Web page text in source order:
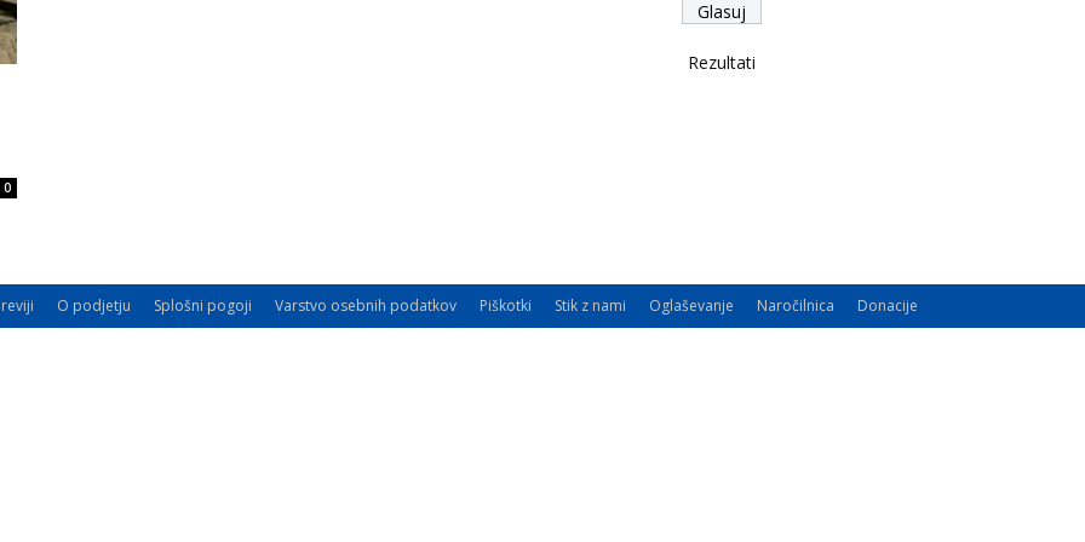
0
Rezultati
O podjetju Splošni pogoji Varstvo osebnih podatkov Piškotki Stik z nami Oglaševanje Naročilnica Donacije